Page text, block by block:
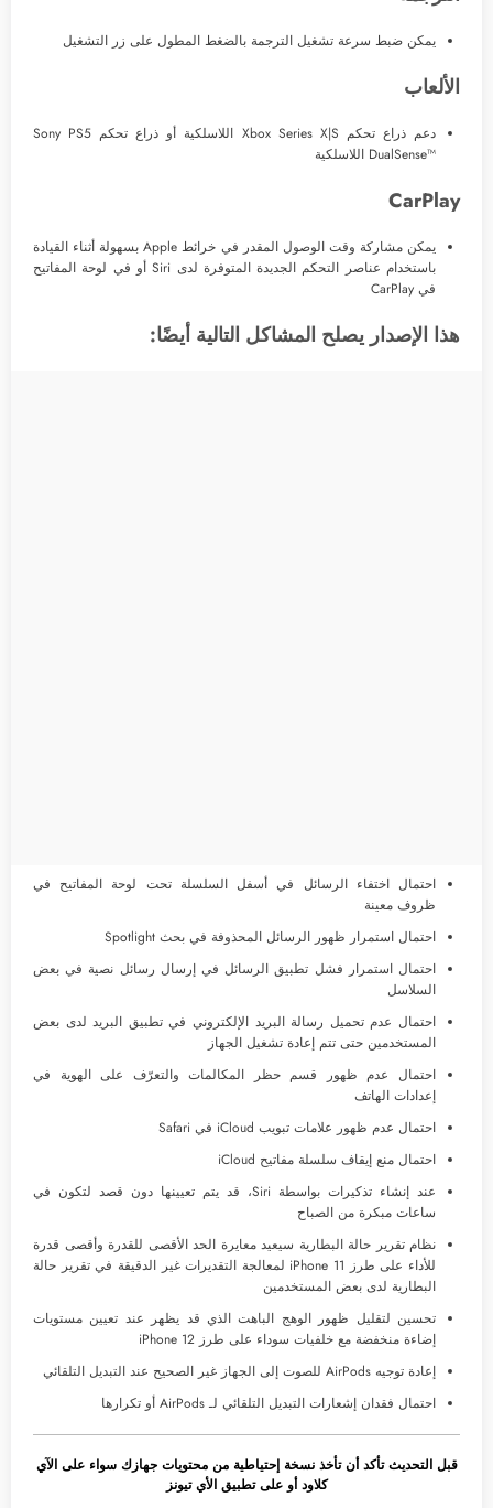
يمكن ضبط سرعة تشغيل الترجمة بالضغط المطول على زر التشغيل
الألعاب
دعم ذراع تحكم Xbox Series X|S اللاسلكية أو ذراع تحكم Sony PS5
DualSense™‎ اللاسلكية
CarPlay
يمكن مشاركة وقت الوصول المقدر في خرائط Apple بسهولة أثناء القيادة
باستخدام عناصر التحكم الجديدة المتوفرة لدى Siri أو في لوحة المفاتيح
في CarPlay
هذا الإصدار يصلح المشاكل التالية أيضًا:
احتمال اختفاء الرسائل في أسفل السلسلة تحت لوحة المفاتيح في
ظروف معينة
احتمال استمرار ظهور الرسائل المحذوفة في بحث Spotlight
احتمال استمرار فشل تطبيق الرسائل في إرسال رسائل نصية في بعض
السلاسل
احتمال عدم تحميل رسالة البريد الإلكتروني في تطبيق البريد لدى بعض
المستخدمين حتى تتم إعادة تشغيل الجهاز
احتمال عدم ظهور قسم حظر المكالمات والتعرّف على الهوية في
إعدادات الهاتف
احتمال عدم ظهور علامات تبويب iCloud في Safari
احتمال منع إيقاف سلسلة مفاتيح iCloud
عند إنشاء تذكيرات بواسطة Siri، قد يتم تعيينها دون قصد لتكون في
ساعات مبكرة من الصباح
نظام تقرير حالة البطارية سيعيد معايرة الحد الأقصى للقدرة وأقصى قدرة
للأداء على طرز iPhone 11 لمعالجة التقديرات غير الدقيقة في تقرير حالة
البطارية لدى بعض المستخدمين
تحسين لتقليل ظهور الوهج الباهت الذي قد يظهر عند تعيين مستويات
إضاءة منخفضة مع خلفيات سوداء على طرز iPhone 12
إعادة توجيه AirPods للصوت إلى الجهاز غير الصحيح عند التبديل التلقائي
احتمال فقدان إشعارات التبديل التلقائي لـ AirPods أو تكرارها
قبل التحديث تأكد أن تأخذ نسخة إحتياطية من محتويات جهازك سواء على الآي
كلاود أو على تطبيق الأي تيونز